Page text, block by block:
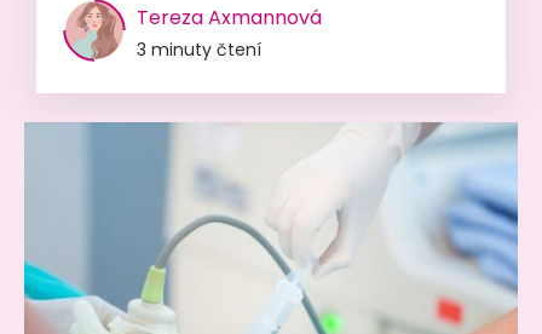
Tereza Axmannová
3 minuty čtení